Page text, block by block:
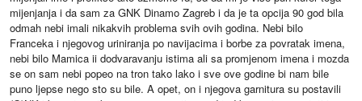
mijenjanja i da sam za GNK Dinamo Zagreb i da je ta opcija 90 god bila
odmah nebi imali nikakvih problema svih ovih godina. Nebi bilo
Franceka i njegovog uriniranja po navijacima i borbe za povratak imena,
nebi bilo Mamica ii dodvaravanju istima ali sa promjenom imena i mozda
se on sam nebi popeo na tron tako lako i sve ove godine bi nam bile
puno ljepse nego sto su bile. A opet, on i njegova garnitura su postavili